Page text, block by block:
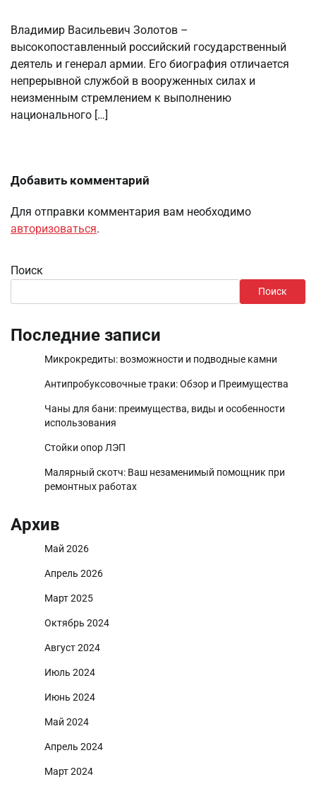
Владимир Васильевич Золотов –
высокопоставленный российский государственный
деятель и генерал армии. Его биография отличается
непрерывной службой в вооруженных силах и
неизменным стремлением к выполнению
национального […]
Добавить комментарий
Для отправки комментария вам необходимо
авторизоваться.
Поиск
Поиск
Последние записи
Микрокредиты: возможности и подводные камни
Антипробуксовочные траки: Обзор и Преимущества
Чаны для бани: преимущества, виды и особенности
использования
Стойки опор ЛЭП
Малярный скотч: Ваш незаменимый помощник при
ремонтных работах
Архив
Май 2026
Апрель 2026
Март 2025
Октябрь 2024
Август 2024
Июль 2024
Июнь 2024
Май 2024
Апрель 2024
Март 2024